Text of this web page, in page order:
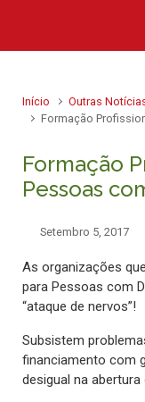
Início
Outras
Formação
Formação
Pessoas
Setembro 5, 2017
As organizações
para Pessoas com
“ataque de nervos”!
Subsistem
financiamento com
desigual na